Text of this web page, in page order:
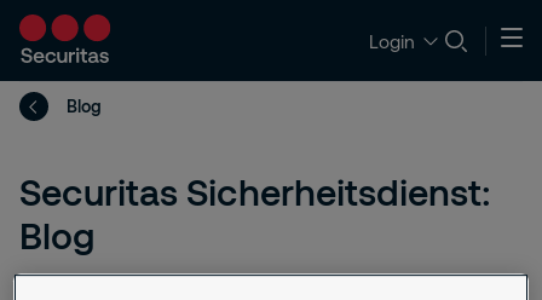
Login
Blog
Securitas Sicherheitsdienst:
Blog